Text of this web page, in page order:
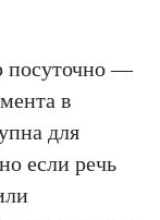
посуточно —
в
для
если речь